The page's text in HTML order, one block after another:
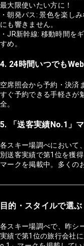
最大限使いたい方に！
・朝発バス: 景色を楽し
にも響きません。
・JR新幹線: 移動時間を
すめ。
4. 24時間いつでも
空席照会から予約・決済
すぐ予約できる手軽さが
全。
5. 「送客実績No.1」
各スキー場調べにおいて
別送客実績で第1位を獲
マークを掲載中。多くの
目的・スタイルで選
各スキー場調べで、昨シ
実績で第1位の旅行会社